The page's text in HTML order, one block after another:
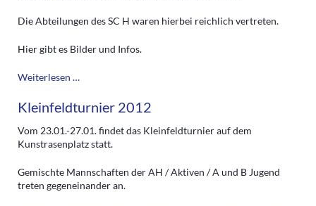
Die Abteilungen des SC H waren hierbei reichlich vertreten.
Hier gibt es Bilder und Infos.
Weiterlesen …
Kleinfeldturnier 2012
Vom 23.01.-27.01. findet das Kleinfeldturnier auf dem
Kunstrasenplatz statt.
Gemischte Mannschaften der AH / Aktiven / A und B Jugend
treten gegeneinander an.